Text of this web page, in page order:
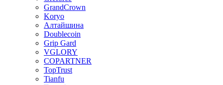
GrandCrown
Koryo
Алтайшина
Doublecoin
Grip Gard
VGLORY
COPARTNER
TopTrust
Tianfu